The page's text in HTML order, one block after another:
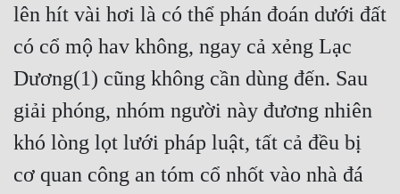
lên hít vài hơi là có thể phán đoán dưới đất
có cổ mộ hav không, ngay cả xẻng Lạc
Dương(1) cũng không cần dùng đến. Sau
giải phóng, nhóm người này đương nhiên
khó lòng lọt lưới pháp luật, tất cả đều bị
cơ quan công an tóm cổ nhốt vào nhà đá